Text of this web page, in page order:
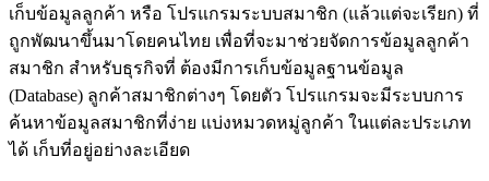
เก็บข้อมูลลูกค้า หรือ โปรแกรมระบบสมาชิก (แล้วแต่จะเรียก) ที่
ถูกพัฒนาขึ้นมาโดยคนไทย เพื่อที่จะมาช่วยจัดการข้อมูลลูกค้า
สมาชิก สำหรับธุรกิจที่ ต้องมีการเก็บข้อมูลฐานข้อมูล
(Database) ลูกค้าสมาชิกต่างๆ โดยตัว โปรแกรมจะมีระบบการ
ค้นหาข้อมูลสมาชิกที่ง่าย แบ่งหมวดหมู่ลูกค้า ในแต่ละประเภท
ได้ เก็บที่อยู่อย่างละเอียด